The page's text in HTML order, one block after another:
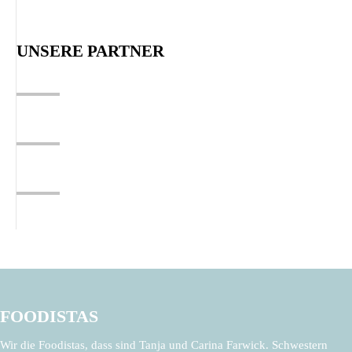
UNSERE PARTNER
FOODISTAS
Wir die Foodistas, dass sind Tanja und Carina Farwick. Schwestern